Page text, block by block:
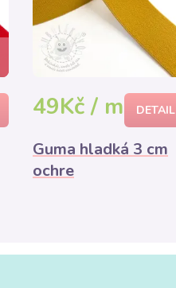
49Kč / m DETAIL
Guma hladká 3 cm
ochre